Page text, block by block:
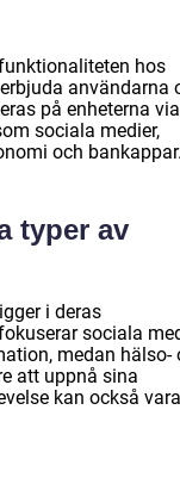
hos
användarna
på enheterna via
sociala medier,
och
typer av
i deras
sociala
medan hälso-
att uppnå sina
kan också vara